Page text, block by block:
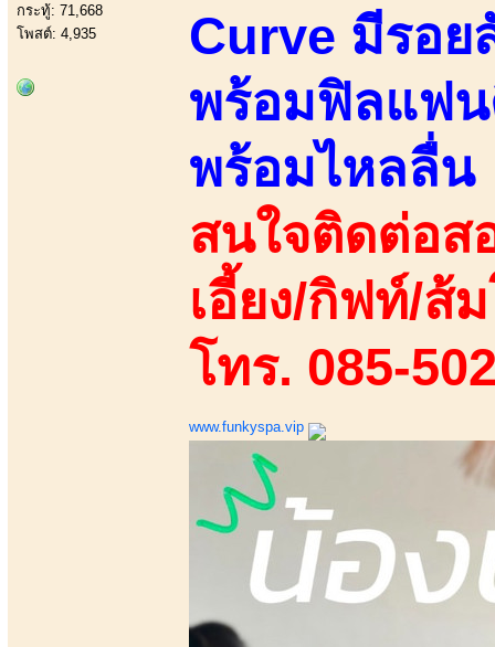
กระทู้: 71,668
โพสต์: 4,935
Curve มีรอย
พร้อมฟิลแฟน
พร้อมไหลลื่น
สนใจติดต่อส
เอี้ยง/กิฟท์/ส้
โทร. 085-
www.funkyspa.vip